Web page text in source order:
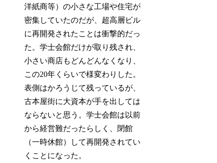
洋紙商等）の小さな工場や住宅が
密集していたのだが、超高層ビル
に再開発されたことは衝撃的だっ
た。学士会館だけが取り残され、
小さい商店もどんどんなくなり、
この20年くらいで様変わりした。
表側はかろうじて残っているが、
古本屋街に大資本が手を出しては
ならないと思う。学士会館は以前
から経営難だったらしく、閉館
（一時休館）して再開発されてい
くことになった。